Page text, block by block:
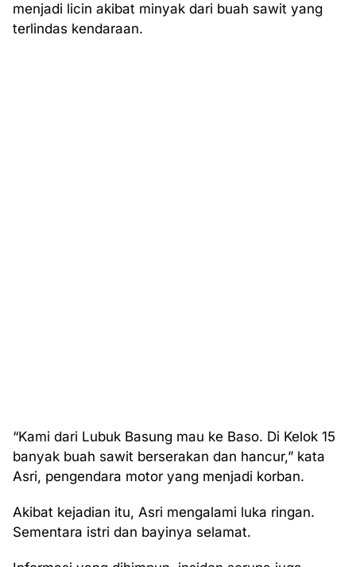
menjadi licin akibat minyak dari buah sawit yang
terlindas kendaraan.
“Kami dari Lubuk Basung mau ke Baso. Di Kelok 15
banyak buah sawit berserakan dan hancur,” kata
Asri, pengendara motor yang menjadi korban.
Akibat kejadian itu, Asri mengalami luka ringan.
Sementara istri dan bayinya selamat.